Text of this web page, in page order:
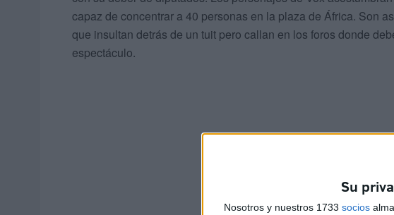
Su
Nosotros y nuestros 1733 socios
capaz de concentrar a 40 personas en la plaza de África. Son
que insultan detrás de un tuit pero callan en los foros donde
espectáculo.